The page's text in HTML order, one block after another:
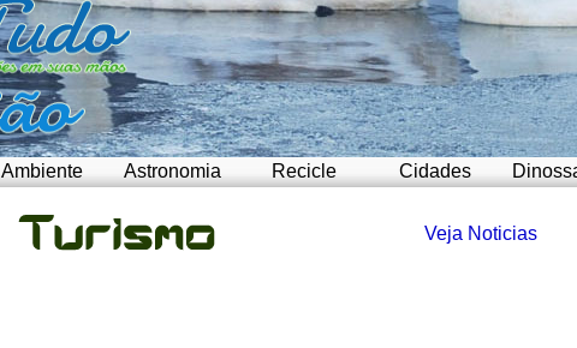
Ambiente Astronomia Recicle Cidades
Veja Noticias